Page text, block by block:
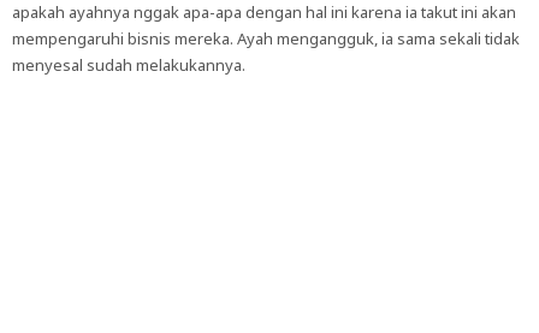
apakah ayahnya nggak apa-apa dengan hal ini karena ia takut ini akan
mempengaruhi bisnis mereka. Ayah mengangguk, ia sama sekali tidak
menyesal sudah melakukannya.